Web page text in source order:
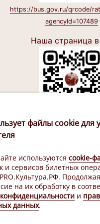
https://bus.gov.ru/qrcode/
agencyId=107489
Наша страница в
https://vk.com/
файлы cookie для
используются cookie-
и сервисов билетных
на их обработку в
и
данных.